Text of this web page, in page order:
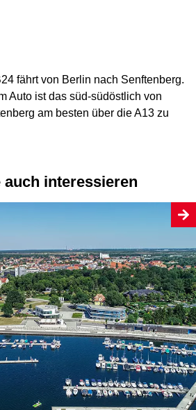
fährt von Berlin nach Senftenberg.
Auto ist das süd-südöstlich von
am besten über die A13 zu
auch interessieren